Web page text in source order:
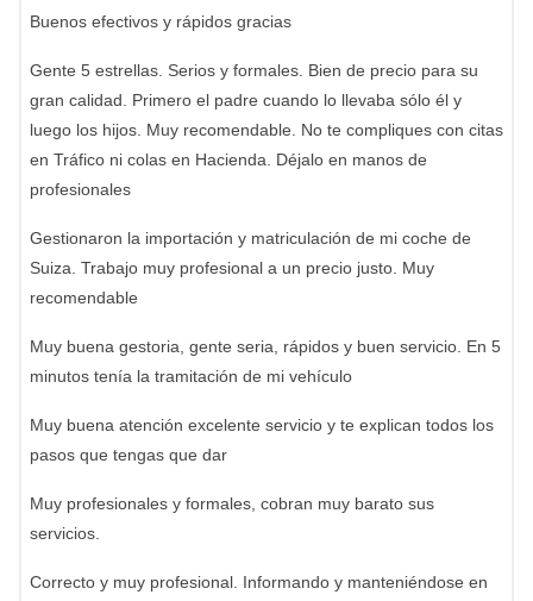
Buenos efectivos y rápidos gracias
Gente 5 estrellas. Serios y formales. Bien de precio para su
gran calidad. Primero el padre cuando lo llevaba sólo él y
luego los hijos. Muy recomendable. No te compliques con citas
en Tráfico ni colas en Hacienda. Déjalo en manos de
profesionales
Gestionaron la importación y matriculación de mi coche de
Suiza. Trabajo muy profesional a un precio justo. Muy
recomendable
Muy buena gestoria, gente seria, rápidos y buen servicio. En 5
minutos tenía la tramitación de mi vehículo
Muy buena atención excelente servicio y te explican todos los
pasos que tengas que dar
Muy profesionales y formales, cobran muy barato sus
servicios.
Correcto y muy profesional. Informando y manteniéndose en